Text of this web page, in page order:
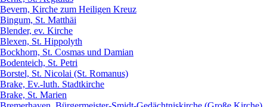
Bevern, Kirche zum Heiligen Kreuz
Bingum, St. Matthäi
Blender, ev. Kirche
Blexen, St. Hippolyth
Bockhorn, St. Cosmas und Damian
Bodenteich, St. Petri
Borstel, St. Nicolai (St. Romanus)
Brake, Ev.-luth. Stadtkirche
Brake, St. Marien